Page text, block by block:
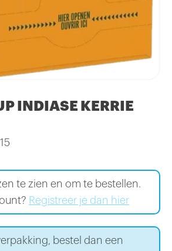
INDIASE KERRIE
te zien en om te bestellen.
Registreer je dan hier
bestel dan een